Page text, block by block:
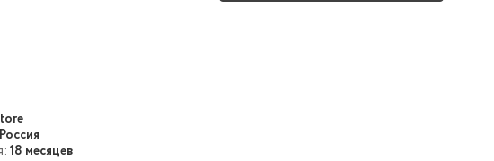
Россия
18 месяцев